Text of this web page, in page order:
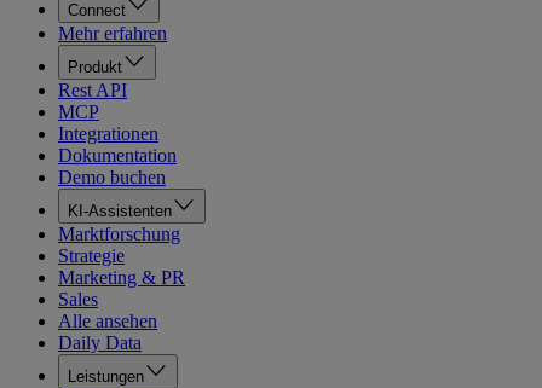
Connect
Mehr erfahren
Produkt
Rest API
MCP
Integrationen
Dokumentation
Demo buchen
KI-Assistenten
Marktforschung
Strategie
Marketing & PR
Sales
Alle ansehen
Daily Data
Leistungen